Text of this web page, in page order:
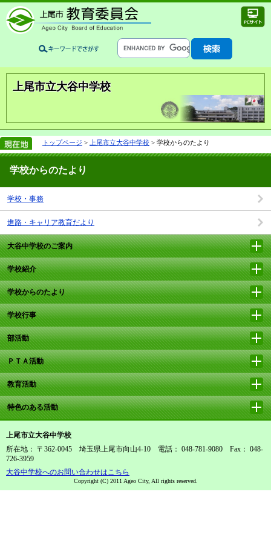
上尾市立大谷中学校
トップページ > 上尾市立大谷中学校 > 学校からのたより
学校からのたより
学校・事務
進路・キャリア教育だより
大谷中学校のご案内
学校紹介
学校からのたより
学校行事
部活動
ＰＴＡ活動
教育活動
特色のある活動
上尾市立大谷中学校
所在地： 〒362-0045 埼玉県上尾市向山4-10 電話： 048-781-9080 Fax： 048-
726-3959
大谷中学校へのお問い合わせはこちら
Copyright (C) 2011 Ageo City, All rights reserved.